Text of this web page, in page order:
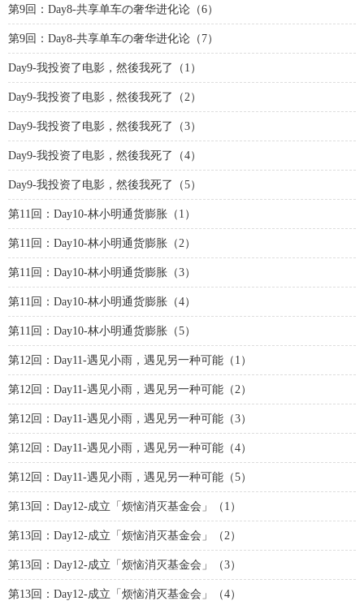
第9回：Day8-共享单车の奢华进化论（6）
第9回：Day8-共享单车の奢华进化论（7）
Day9-我投资了电影，然後我死了（1）
Day9-我投资了电影，然後我死了（2）
Day9-我投资了电影，然後我死了（3）
Day9-我投资了电影，然後我死了（4）
Day9-我投资了电影，然後我死了（5）
第11回：Day10-林小明通货膨胀（1）
第11回：Day10-林小明通货膨胀（2）
第11回：Day10-林小明通货膨胀（3）
第11回：Day10-林小明通货膨胀（4）
第11回：Day10-林小明通货膨胀（5）
第12回：Day11-遇见小雨，遇见另一种可能（1）
第12回：Day11-遇见小雨，遇见另一种可能（2）
第12回：Day11-遇见小雨，遇见另一种可能（3）
第12回：Day11-遇见小雨，遇见另一种可能（4）
第12回：Day11-遇见小雨，遇见另一种可能（5）
第13回：Day12-成立「烦恼消灭基金会」（1）
第13回：Day12-成立「烦恼消灭基金会」（2）
第13回：Day12-成立「烦恼消灭基金会」（3）
第13回：Day12-成立「烦恼消灭基金会」（4）